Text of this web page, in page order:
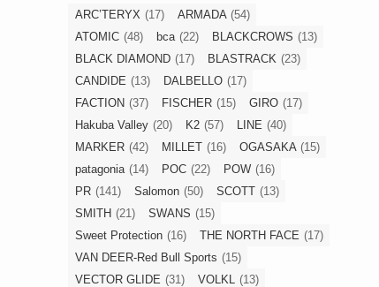
ARC’TERYX (17) ARMADA (54)
ATOMIC (48) bca (22) BLACKCROWS (13)
BLACK DIAMOND (17) BLASTRACK (23)
CANDIDE (13) DALBELLO (17)
FACTION (37) FISCHER (15) GIRO (17)
Hakuba Valley (20) K2 (57) LINE (40)
MARKER (42) MILLET (16) OGASAKA (15)
patagonia (14) POC (22) POW (16)
PR (141) Salomon (50) SCOTT (13)
SMITH (21) SWANS (15)
Sweet Protection (16) THE NORTH FACE (17)
VAN DEER-Red Bull Sports (15)
VECTOR GLIDE (31) VOLKL
(13)